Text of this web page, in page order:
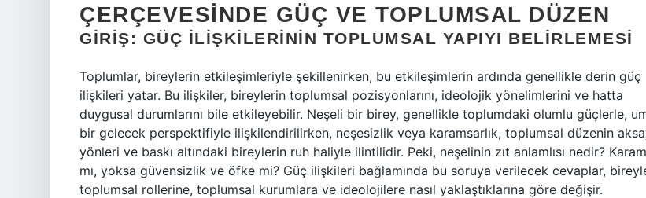
ÇERÇEVESINDE GÜÇ VE TOPLUMSAL DÜZEN
GIRIŞ: GÜÇ İLIŞKILERININ TOPLUMSAL YAPIYI BELIRLEMESI
Toplumlar, bireylerin etkileşimleriyle şekillenirken, bu etkileşimlerin ardında genellikle derin güç
ilişkileri yatar. Bu ilişkiler, bireylerin toplumsal pozisyonlarını, ideolojik yönelimlerini ve hatta
duygusal durumlarını bile etkileyebilir. Neşeli bir birey, genellikle toplumdaki olumlu güçlerle,
bir gelecek perspektifiyle ilişkilendirilirken, neşesizlik veya karamsarlık, toplumsal düzenin
yönleri ve baskı altındaki bireylerin ruh haliyle ilintilidir. Peki, neşelinin zıt anlamlısı nedir?
mı, yoksa güvensizlik ve öfke mi? Güç ilişkileri bağlamında bu soruya verilecek cevaplar,
toplumsal rollerine, toplumsal kurumlara ve ideolojilere nasıl yaklaştıklarına göre değişir.